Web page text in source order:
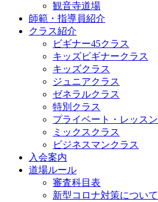
観音寺道場
師範・指導員紹介
クラス紹介
ビギナー45クラス
キッズビギナークラス
キッズクラス
ジュニアクラス
ゼネラルクラス
特別クラス
プライベート・レッスン
ミックスクラス
ビジネスマンクラス
入会案内
道場ルール
審査科目表
新型コロナ対策について